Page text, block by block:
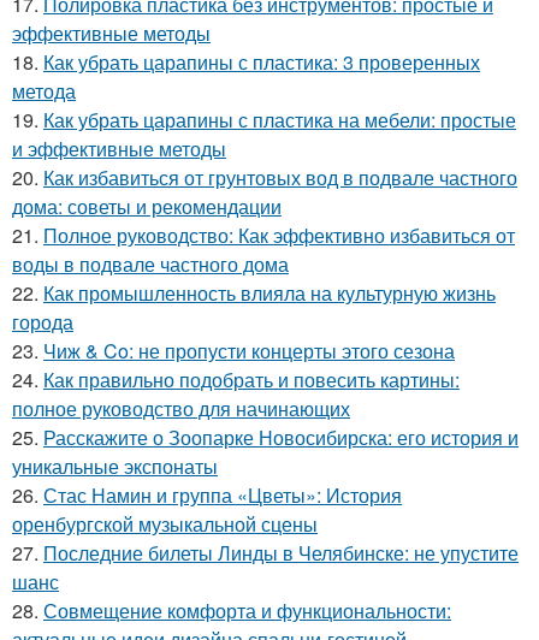
эффективные методы
18. Как убрать царапины с пластика: 3 проверенных
метода
19. Как убрать царапины с пластика на мебели: простые
и эффективные методы
20. Как избавиться от грунтовых вод в подвале частного
дома: советы и рекомендации
21. Полное руководство: Как эффективно избавиться от
воды в подвале частного дома
22. Как промышленность влияла на культурную жизнь
города
23. Чиж & Co: не пропусти концерты этого сезона
24. Как правильно подобрать и повесить картины:
полное руководство для начинающих
25. Расскажите о Зоопарке Новосибирска: его история и
уникальные экспонаты
26. Стас Намин и группа «Цветы»: История
оренбургской музыкальной сцены
27. Последние билеты Линды в Челябинске: не упустите
шанс
28. Совмещение комфорта и функциональности: